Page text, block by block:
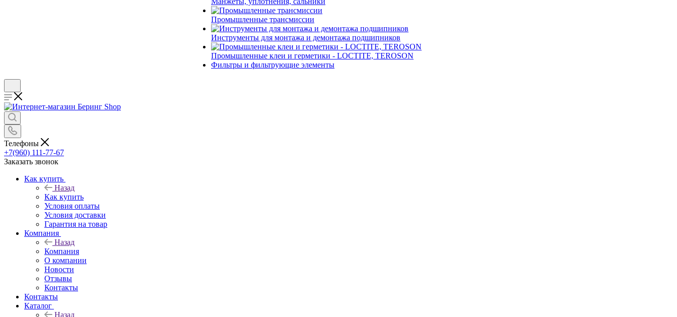
Промышленные трансмиссии
Инструменты для монтажа и демонтажа подшипников
Промышленные клеи и герметики - LOCTITE, TEROSON
Фильтры и фильтрующие элементы
Телефоны
+7(960) 111-77-67
Заказать звонок
Как купить
Назад
Как купить
Условия оплаты
Условия доставки
Гарантия на товар
Компания
Назад
Компания
О компании
Новости
Отзывы
Контакты
Контакты
Каталог
Назад